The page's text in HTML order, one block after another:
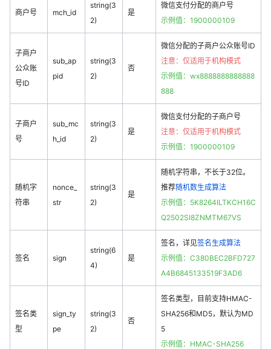
商户号 mch_id
string(3
2)
是
微信支付分配的商户号
示例值：1900000109
子商户
公众账
号ID
sub_ap
pid
string(3
2)
否
微信分配的子商户公众账号ID
注意：仅适用于机构模式
示例值：wx8888888888888
888
子商户
号
sub_mc
h_id
string(3
2)
是
微信支付分配的子商户号
注意：仅适用于机构模式
示例值：1900000109
随机字
符串
nonce_
str
string(3
2)
是
随机字符串，不长于32位。
推荐随机数生成算法
示例值：5K8264ILTKCH16C
Q2502SI8ZNMTM67VS
签名 sign
string(6
4)
是
签名，详见签名生成算法
示例值：C380BEC2BFD727
A4B6845133519F3AD6
签名类
型
sign_ty
pe
string(3
2)
否
签名类型，目前支持HMAC-
SHA256和MD5，默认为MD
5
示例值：HMAC-SHA256